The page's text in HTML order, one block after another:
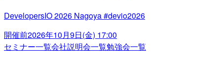
DevelopersIO 2026 Nagoya #devio2026
開催前2026年10月9日(金) 17:00
セミナー一覧会社説明会一覧勉強会一覧